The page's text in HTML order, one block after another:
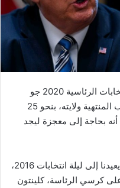
رغم أن المرشح الديمقراطي في الانتخابات الرئاسية 2020 جو
بايدن، يتقدم على منافسه دونالد ترامب المنتهية ولايته، بنحو 25
بحاجة إلى معجزة ليجد
فما يجري حالياً من فرز ونتائج وتقدم، يعيدنا إلى ليلة انتخابات 2016،
كرسي الرئاسة، كلينتون